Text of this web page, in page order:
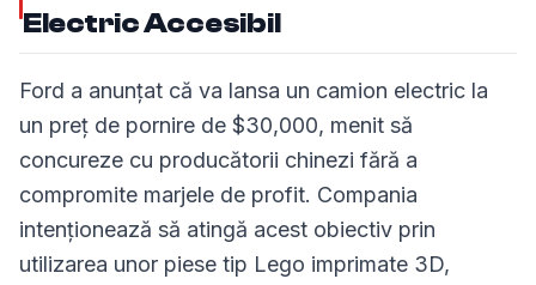
Electric Accesibil
Ford a anunțat că va lansa un camion electric la
un preț de pornire de $30,000, menit să
concureze cu producătorii chinezi fără a
compromite marjele de profit. Compania
intenționează să atingă acest obiectiv prin
utilizarea unor piese tip Lego imprimate 3D,